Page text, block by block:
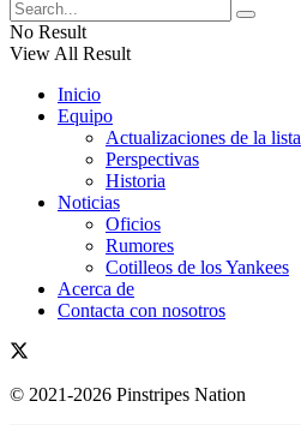
No Result
View All Result
Inicio
Equipo
Actualizaciones de la lista
Perspectivas
Historia
Noticias
Oficios
Rumores
Cotilleos de los Yankees
Acerca de
Contacta con nosotros
© 2021-2026 Pinstripes Nation